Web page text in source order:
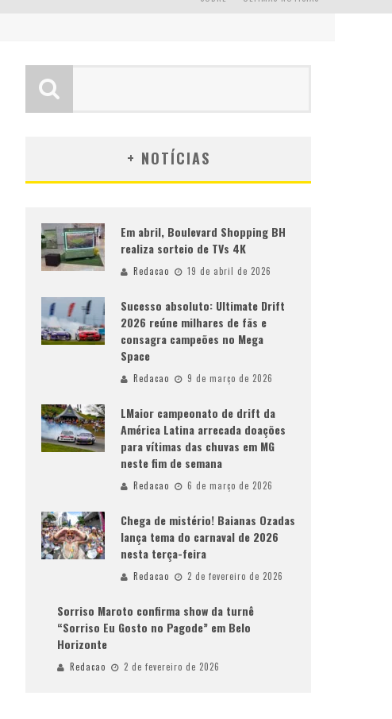
+ NOTÍCIAS
Em abril, Boulevard Shopping BH
realiza sorteio de TVs 4K
Redacao 19 de abril de 2026
Sucesso absoluto: Ultimate Drift
2026 reúne milhares de fãs e
consagra campeões no Mega
Space
Redacao 9 de março de 2026
LMaior campeonato de drift da
América Latina arrecada doações
para vítimas das chuvas em MG
neste fim de semana
Redacao 6 de março de 2026
Chega de mistério! Baianas Ozadas
lança tema do carnaval de 2026
nesta terça-feira
Redacao 2 de fevereiro de 2026
Sorriso Maroto confirma show da turnê
“Sorriso Eu Gosto no Pagode” em Belo
Horizonte
Redacao 2 de fevereiro de 2026